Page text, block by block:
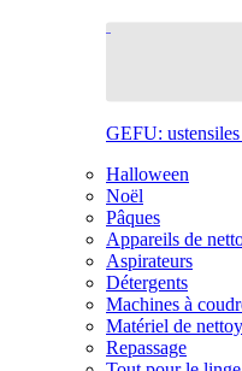
GEFU:
Halloween
Noël
Pâques
Appareils de
Aspirateurs
Détergents
Machines à
Matériel de
Repassage